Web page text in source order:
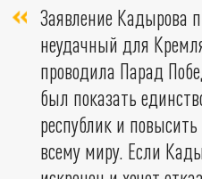
Заявление Кадырова
неудачный для
проводила Парад
был показать
республик и
всему миру. Если